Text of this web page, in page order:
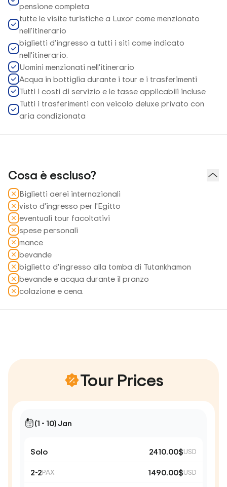
pensione completa
tutte le visite turistiche a Luxor come menzionato
nell'itinerario
biglietti d'ingresso a tutti i siti come indicato
nell'itinerario.
Uomini menzionati nell'itinerario
Acqua in bottiglia durante i tour e i trasferimenti
Tutti i costi di servizio e le tasse applicabili incluse
Tutti i trasferimenti con veicolo deluxe privato con
aria condizionata
Cosa è escluso?
Biglietti aerei internazionali
visto d'ingresso per l'Egitto
eventuali tour facoltativi
spese personali
mance
bevande
biglietto d'ingresso alla tomba di Tutankhamon
bevande e acqua durante il pranzo
colazione e cena.
Tour Prices
(1 - 10) Jan
Solo 2410.00$USD
2-2PAX 1490.00$USD